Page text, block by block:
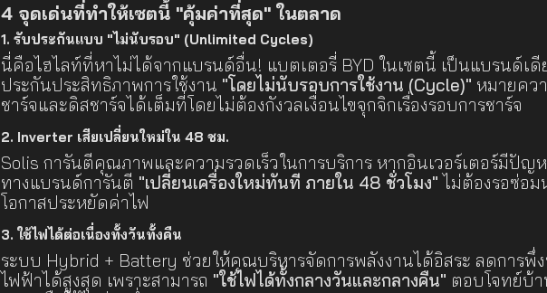
4 จุดเด่นที่ทำให้เซตนี้ "คุ้มค่าที่สุด" ในตลาด
1. รับประกันแบบ "ไม่นับรอบ" (Unlimited Cycles)
นี่คือไฮไลท์ที่หาไม่ได้จากแบรนด์อื่น! แบตเตอรี่ BYD ในเซตนี้ เป็นแบรนด์เดี
ประกันประสิทธิภาพการใช้งาน "โดยไม่นับรอบการใช้งาน (Cycle)" หมายคว
ชาร์จและดิสชาร์จได้เต็มที่โดยไม่ต้องกังวลเงื่อนไขจุกจิกเรื่องรอบการชาร์จ
2. Inverter เสียเปลี่ยนใหม่ใน 48 ชม.
Solis การันตีคุณภาพและความรวดเร็วในการบริการ หากอินเวอร์เตอร์มีปัญ
ทางแบรนด์การันตี "เปลี่ยนเครื่องใหม่ทันที ภายใน 48 ชั่วโมง" ไม่ต้องรอซ่อม
โอกาสประหยัดค่าไฟ
3. ใช้ไฟได้ต่อเนื่องทั้งวันทั้งคืน
ระบบ Hybrid + Battery ช่วยให้คุณบริหารจัดการพลังงานได้อิสระ ลดการพึ่
ไฟฟ้าได้สูงสุด เพราะสามารถ "ใช้ไฟได้ทั้งกลางวันและกลางคืน" ตอบโจทย์บ้